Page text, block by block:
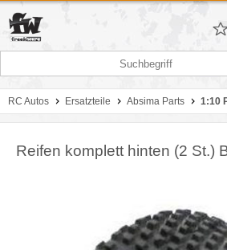
RC Autos Ersatzteile Absima Parts 1:10
Reifen komplett hinten (2 St.)